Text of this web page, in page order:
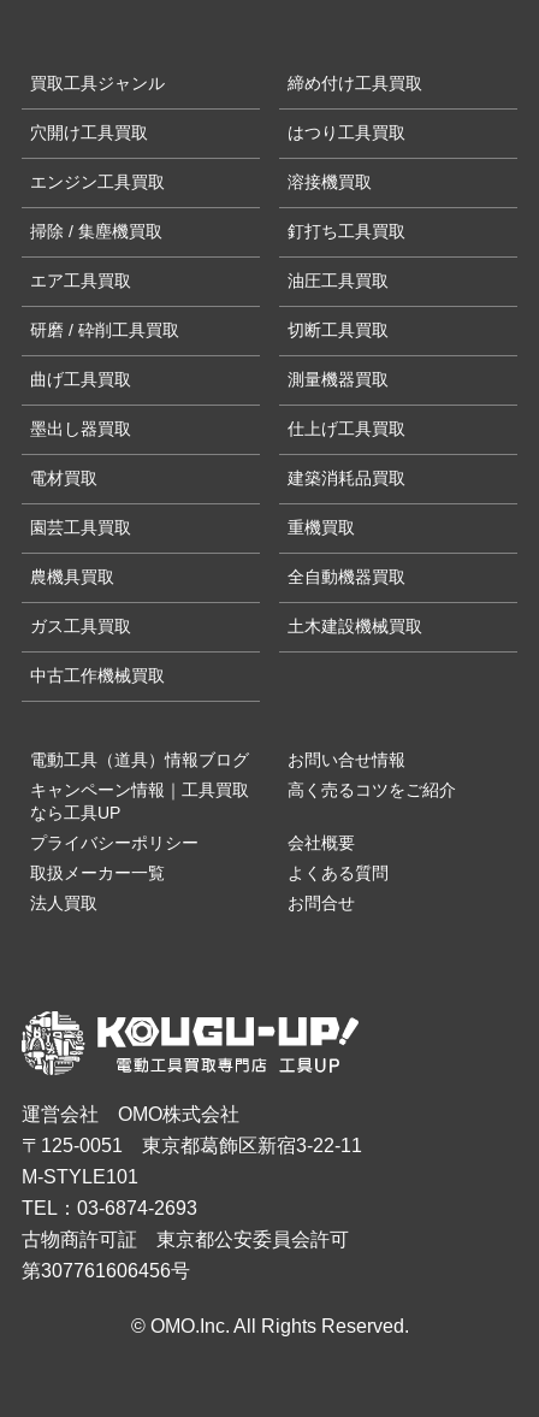
運営会社 OMO株式会社
〒125-0051 東京都葛飾区新宿3-22-11
M-STYLE101
TEL：03-6874-2693
古物商許可証 東京都公安委員会許可
第307761606456号
© OMO.Inc. All Rights Reserved.
買取工具ジャンル 締め付け工具買取
穴開け工具買取 はつり工具買取
エンジン工具買取 溶接機買取
掃除 / 集塵機買取 釘打ち工具買取
エア工具買取 油圧工具買取
研磨 / 砕削工具買取 切断工具買取
曲げ工具買取 測量機器買取
墨出し器買取 仕上げ工具買取
電材買取 建築消耗品買取
園芸工具買取 重機買取
農機具買取 全自動機器買取
ガス工具買取 土木建設機械買取
中古工作機械買取
電動工具（道具）情報ブログ
お問い合せ情報
キャンペーン情報｜工具買取
なら工具UP
高く売るコツをご紹介
プライバシーポリシー
会社概要
取扱メーカー一覧
よくある質問
法人買取
お問合せ